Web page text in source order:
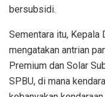
bersubsidi.
Sementara itu, Kepala
mengatakan antrian
Premium dan Solar
SPBU, di mana